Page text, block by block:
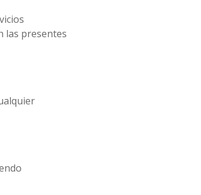
las presentes